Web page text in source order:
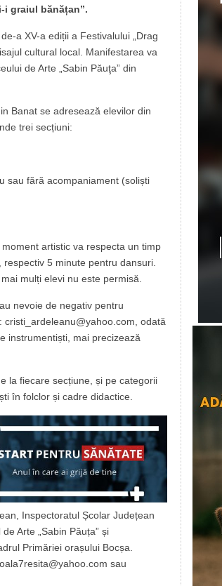
i graiul bănățan”.
a XV-a ediții a Festivalului „Drag
cultural local. Manifestarea va
de Arte „Sabin Păuţa” din
Banat se adresează elevilor din
trei secțiuni:
sau fără acompaniament (soliști
artistic va respecta un timp
5 minute pentru dansuri.
mulți elevi nu este permisă.
nevoie de negativ pentru
odată
instrumentiști, mai precizează
la fiecare secțiune, și pe categorii
în folclor și cadre didactice.
Inspectoratul Școlar Județean
Arte „Sabin Păuța” și
Primăriei orașului Bocșa.
sau